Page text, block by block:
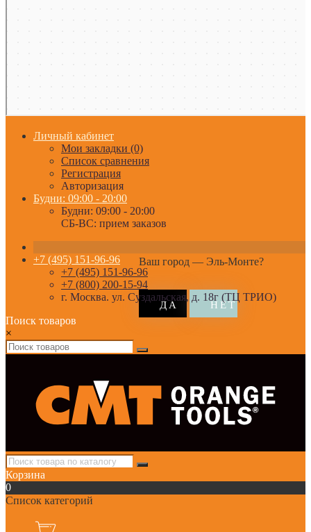
Личный кабинет
Мои закладки (0)
Список сравнения
Регистрация
Авторизация
Будни: 09:00 - 20:00
Будни: 09:00 - 20:00
СБ-ВС: прием заказов
Ваш город — Эль-Монте?
+7 (495) 151-96-96
+7 (495) 151-96-96
+7 (800) 200-15-94
г. Москва. ул. Суздальская, д. 18г (ТЦ ТРИО)
Поиск товаров
×
Корзина
0
Список категорий